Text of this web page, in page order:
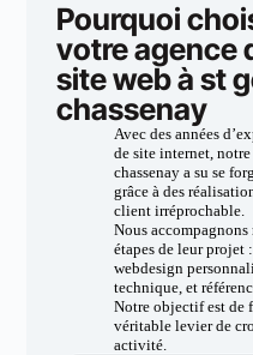
Pourquoi
votre agence
site web à st
chassenay
Avec des années
de site internet,
chassenay a su se
grâce à des
client irréprochable.
Nous
étapes de leur projet
webdesign
technique, et
Notre objectif est de
véritable levier de
activité.